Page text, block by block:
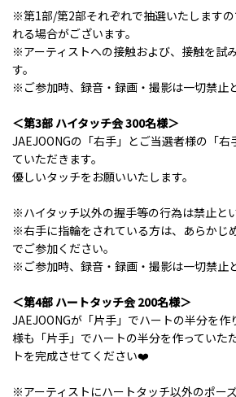
※第1部/第2部それぞれで抽選いたします
れる場合がございます。
※アーティストへの接触および、接触を試
す。
※ご参加時、録音・録画・撮影は一切禁止
＜第3部 ハイタッチ会 300名様＞
JAEJOONGの「右手」とご当選者様の「右
ていただきます。
優しいタッチをお願いいたします。
※ハイタッチ以外の握手等の行為は禁止と
※右手に指輪をされている方は、あらかじ
でご参加ください。
※ご参加時、録音・録画・撮影は一切禁止
＜第4部 ハートタッチ会 200名様＞
JAEJOONGが「片手」でハートの半分を作
様も「片手」でハートの半分を作っていた
トを完成させてください❤️
※アーティストにハートタッチ以外のポー